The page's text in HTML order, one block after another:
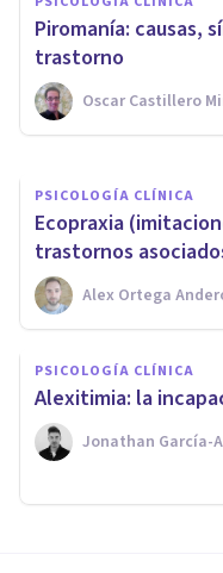
​Piromanía: causas,
trastorno
Oscar Castillero
no?
Irene Micó Cerdán
PSICOLOGÍA CLÍNICA
Ecopraxia
trastornos
Alex Ortega
PSICOLOGÍA CLÍNICA
Alexitimia: la
Jonathan García-